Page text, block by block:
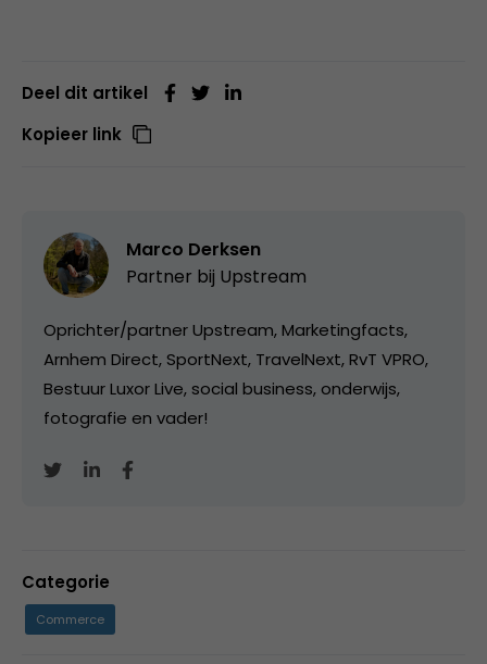
Deel dit artikel
Kopieer link
Marco Derksen
Partner bij Upstream
Oprichter/partner Upstream, Marketingfacts,
Arnhem Direct, SportNext, TravelNext, RvT VPRO,
Bestuur Luxor Live, social business, onderwijs,
fotografie en vader!
Categorie
Commerce